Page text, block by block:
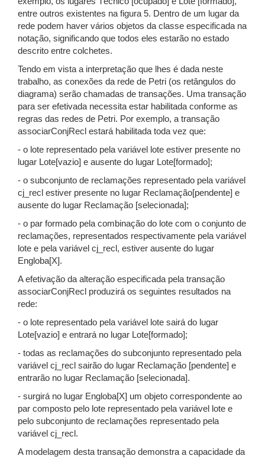
entre outros existentes na figura 5. Dentro de um lugar da
rede podem haver vários objetos da classe especificada na
notação, significando que todos eles estarão no estado
descrito entre colchetes.
Tendo em vista a interpretação que lhes é dada neste
trabalho, as conexões da rede de Petri (os retângulos do
diagrama) serão chamadas de transações. Uma transação
para ser efetivada necessita estar habilitada conforme as
regras das redes de Petri. Por exemplo, a transação
associarConjRecl estará habilitada toda vez que:
- o lote representado pela variável lote estiver presente no
lugar Lote[vazio] e ausente do lugar Lote[formado];
- o subconjunto de reclamações representado pela variável
cj_recl estiver presente no lugar Reclamação[pendente] e
ausente do lugar Reclamação [selecionada];
- o par formado pela combinação do lote com o conjunto de
reclamações, representados respectivamente pela variável
lote e pela variável cj_recl, estiver ausente do lugar
Engloba[X].
A efetivação da alteração especificada pela transação
associarConjRecl produzirá os seguintes resultados na
rede:
- o lote representado pela variável lote sairá do lugar
Lote[vazio] e entrará no lugar Lote[formado];
- todas as reclamações do subconjunto representado pela
variável cj_recl sairão do lugar Reclamação [pendente] e
entrarão no lugar Reclamação [selecionada].
- surgirá no lugar Engloba[X] um objeto correspondente ao
par composto pelo lote representado pela variável lote e
pelo subconjunto de reclamações representado pela
variável cj_recl.
A modelagem desta transação demonstra a capacidade da